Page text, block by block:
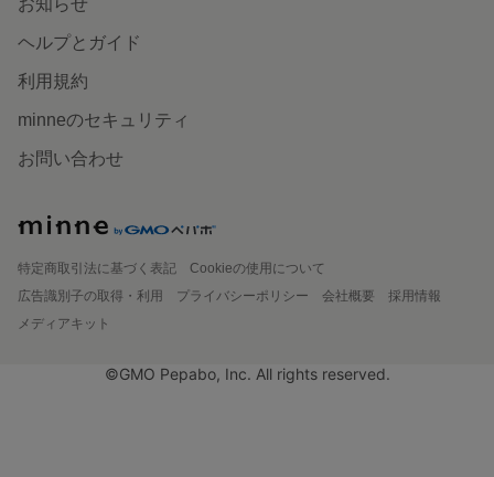
ヘルプとガイド
利用規約
minneのセキュリティ
お問い合わせ
特定商取引法に基づく表記
Cookieの使用について
広告識別子の取得・利用
プライバシーポリシー 会社概要
採用情報
メディアキット
©GMO Pepabo, Inc. All rights reserved.